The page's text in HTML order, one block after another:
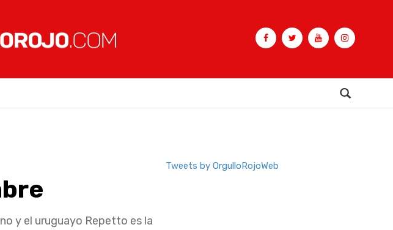
y el uruguayo Repetto es la
Tweets by OrgulloRojoWeb